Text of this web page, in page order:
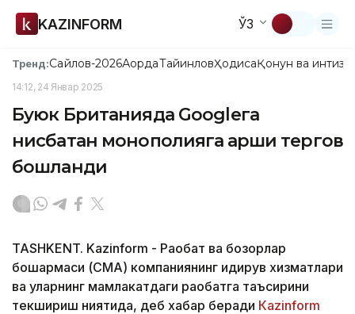
KAZINFORM ЎЗ
Тренд:Сайлов-2026АқордаТайинловҲодисаҚонун ва
14:12, 24 Январ 2025
Буюк Британияда Googleга
нисбатан монополияга қарши тергов
бошланди
TASHKENT. Kazinform - Рақобат ва бозорлар
бошқармаси (CМА) компаниянинг қидирув хизматлари
ва уларнинг мамлакатдаги рақобатга таъсирини
текшириш ниятида, деб хабар беради Кazinform